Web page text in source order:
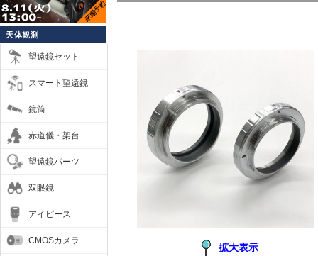
天体観測
望遠鏡セット
スマート望遠鏡
鏡筒
赤道儀・架台
望遠鏡パーツ
双眼鏡
アイピース
CMOSカメラ
拡大表示